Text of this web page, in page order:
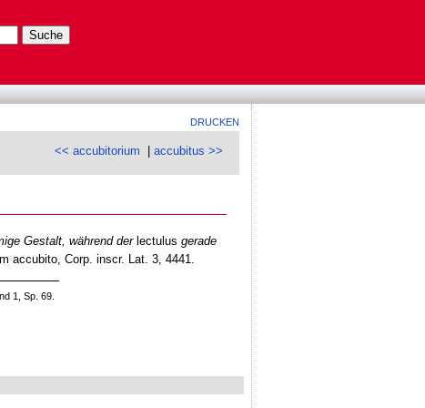
DRUCKEN
<< accubitorium |accubitus >>
Gestalt, während derlectulus gerade
accubito, Corp. inscr. Lat. 3, 4441.
1, Sp. 69.